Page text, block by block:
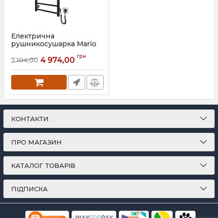
Електрична
рушникосушарка Mario
чорний мат
Артикул:6.1.0801.06.BM
7 104,00 4 974,00 грн
КОНТАКТИ
ПРО МАГАЗИН
КАТАЛОГ ТОВАРІВ
ПІДПИСКА